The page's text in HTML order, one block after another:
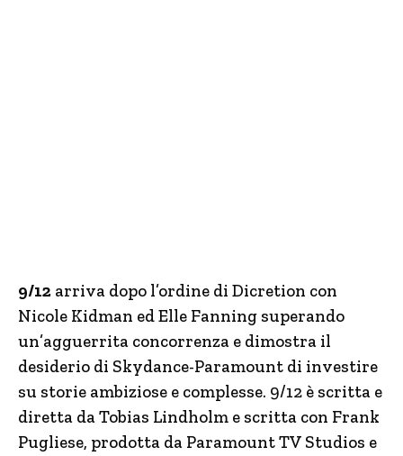
9/12 arriva dopo l’ordine di Dicretion con
Nicole Kidman ed Elle Fanning superando
un’agguerrita concorrenza e dimostra il
desiderio di Skydance-Paramount di investire
su storie ambiziose e complesse. 9/12 è scritta e
diretta da Tobias Lindholm e scritta con Frank
Pugliese, prodotta da Paramount TV Studios e